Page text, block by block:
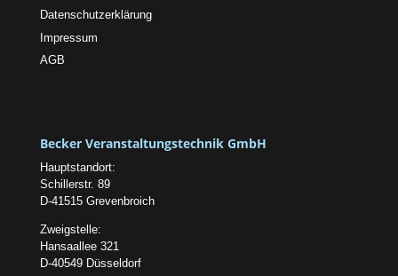
Datenschutzerklärung
Impressum
AGB
Becker Veranstaltungstechnik GmbH
Hauptstandort:
Schillerstr. 89
D-41515 Grevenbroich
Zweigstelle:
Hansaallee 321
D-40549 Düsseldorf